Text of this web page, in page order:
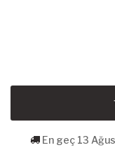
En geç 13